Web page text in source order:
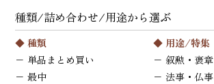
種類/詰め合わせ/用途から選ぶ
◆ 種類
− 単品まとめ買い
−最中
◆ 用途/特集
− 叙勲・褒章
− 法事・仏事